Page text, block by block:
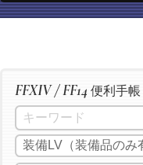
FFXIV / FF14 便利手帳